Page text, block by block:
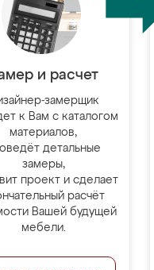
и расчет
замерщик
к Вам с каталогом
материалов,
детальные
замеры,
проект и сделает
расчёт
Вашей будущей
мебели.